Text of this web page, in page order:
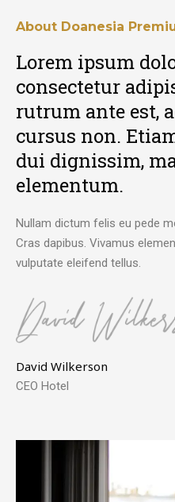
Nullam dictum felis eu pede
Cras dapibus. Vivamus
vulputate eleifend tellus.
David Wilkerson
CEO Hotel
About Doanesia
Lorem ipsum
consectetur
rutrum ante est,
cursus non.
dui dignissim,
elementum.